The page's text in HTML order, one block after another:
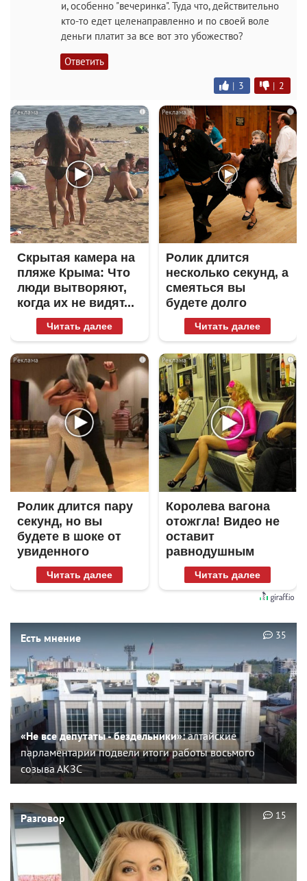
и, особенно "вечеринка". Туда что, действительно
кто-то едет целенаправленно и по своей воле
деньги платит за все вот это убожество?
Ответить
| 3 | 2
i
Скрытая камера на
пляже Крыма: Что
люди вытворяют,
когда их не видят...
Читать далее
i
Ролик длится
несколько секунд, а
смеяться вы
будете долго
Читать далее
i
Ролик длится пару
секунд, но вы
будете в шоке от
увиденного
Читать далее
i
Королева вагона
отожгла! Видео не
оставит
равнодушным
Читать далее
Есть мнение
«Не все депутаты - бездельники»:алтайские
парламентарии подвели итоги работы восьмого
созыва АКЗС
35
Разговор 15